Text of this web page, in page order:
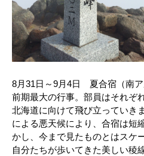
8月31日～9月4日 夏合宿（南ア
前期最大の行事。部員はそれぞ
北海道に向けて飛び立っていき
による悪天候により、合宿は短
かし、今まで見たものとはスケ
自分たちが歩いてきた美しい稜